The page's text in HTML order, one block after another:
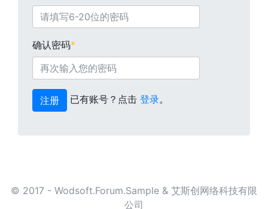
确认密码*
注册 已有账号？点击 登录。
© 2017 - Wodsoft.Forum.Sample & 艾斯创网络科技有限
公司